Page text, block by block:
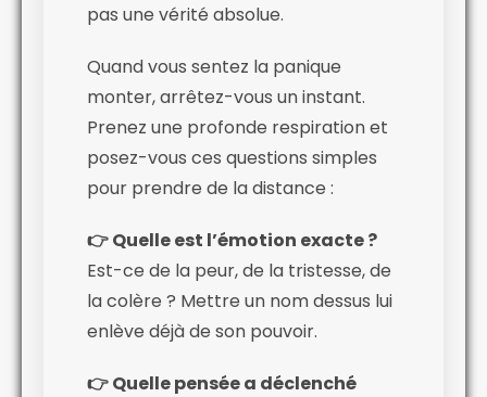
pas une vérité absolue.
Quand vous sentez la panique
monter, arrêtez-vous un instant.
Prenez une profonde respiration et
posez-vous ces questions simples
pour prendre de la distance :
👉 Quelle est l’émotion exacte ?
Est-ce de la peur, de la tristesse, de
la colère ? Mettre un nom dessus lui
enlève déjà de son pouvoir.
👉 Quelle pensée a déclenché